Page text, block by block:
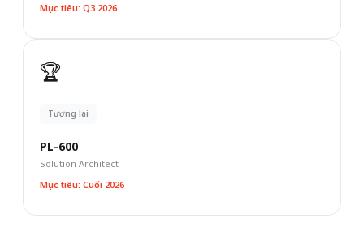
Mục tiêu: Q3 2026
🏆
Tương lai
PL-600
Solution Architect
Mục tiêu: Cuối 2026